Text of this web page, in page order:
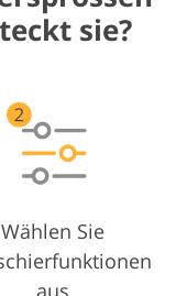
sie?
Wählen Sie